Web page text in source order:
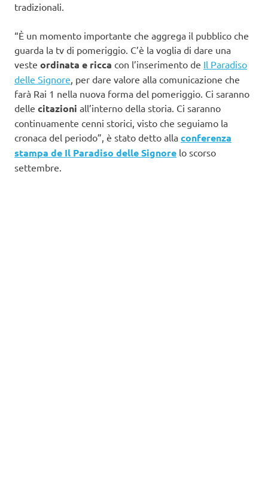
tradizionali.
“È un momento importante che aggrega il pubblico che
guarda la tv di pomeriggio. C’è la voglia di dare una
veste ordinata e ricca con l’inserimento de Il Paradiso
delle Signore, per dare valore alla comunicazione che
farà Rai 1 nella nuova forma del pomeriggio. Ci saranno
delle citazioni all’interno della storia. Ci saranno
continuamente cenni storici, visto che seguiamo la
cronaca del periodo”, è stato detto alla conferenza
stampa de Il Paradiso delle Signore lo scorso
settembre.